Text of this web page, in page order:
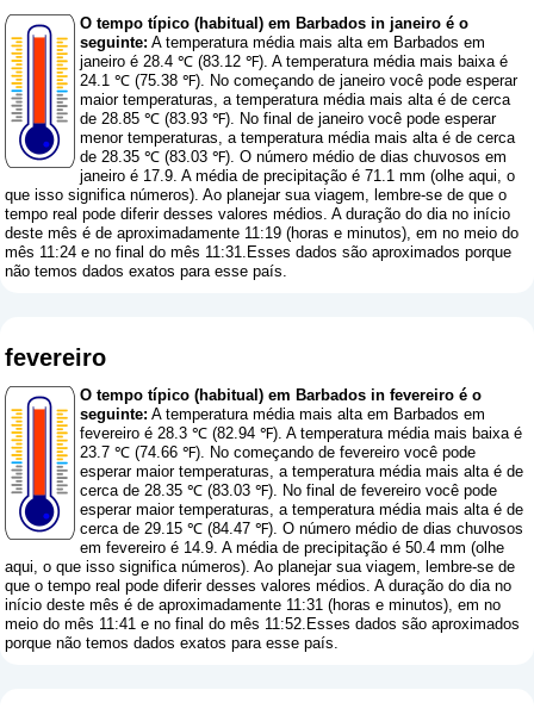
O tempo típico (habitual) em Barbados in janeiro é o
seguinte: A temperatura média mais alta em Barbados em
janeiro é 28.4 ℃ (83.12 ℉). A temperatura média mais baixa é
24.1 ℃ (75.38 ℉). No começando de janeiro você pode esperar
maior temperaturas, a temperatura média mais alta é de cerca
de 28.85 ℃ (83.93 ℉). No final de janeiro você pode esperar
menor temperaturas, a temperatura média mais alta é de cerca
de 28.35 ℃ (83.03 ℉). O número médio de dias chuvosos em
janeiro é 17.9. A média de precipitação é 71.1 mm (olhe aqui, o
que isso significa números). Ao planejar sua viagem, lembre-se de que o
tempo real pode diferir desses valores médios. A duração do dia no início
deste mês é de aproximadamente 11:19 (horas e minutos), em no meio do
mês 11:24 e no final do mês 11:31.Esses dados são aproximados porque
não temos dados exatos para esse país.
fevereiro
O tempo típico (habitual) em Barbados in fevereiro é o
seguinte: A temperatura média mais alta em Barbados em
fevereiro é 28.3 ℃ (82.94 ℉). A temperatura média mais baixa é
23.7 ℃ (74.66 ℉). No começando de fevereiro você pode
esperar maior temperaturas, a temperatura média mais alta é de
cerca de 28.35 ℃ (83.03 ℉). No final de fevereiro você pode
esperar maior temperaturas, a temperatura média mais alta é de
cerca de 29.15 ℃ (84.47 ℉). O número médio de dias chuvosos
em fevereiro é 14.9. A média de precipitação é 50.4 mm (olhe
aqui, o que isso significa números). Ao planejar sua viagem, lembre-se de
que o tempo real pode diferir desses valores médios. A duração do dia no
início deste mês é de aproximadamente 11:31 (horas e minutos), em no
meio do mês 11:41 e no final do mês 11:52.Esses dados são aproximados
porque não temos dados exatos para esse país.